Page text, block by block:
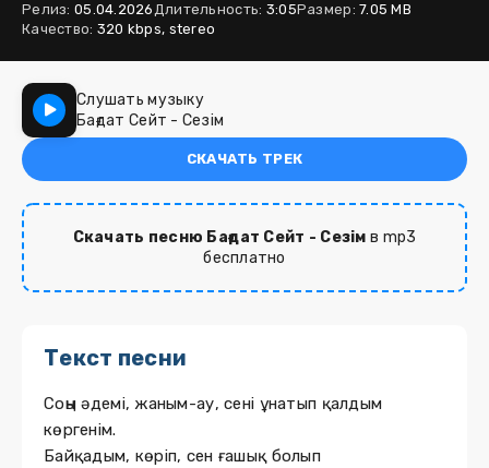
Релиз: 05.04.2026Длительность: 3:05Размер: 7.05 MB
Качество: 320 kbps, stereo
Слушать музыку
Бағдат Сейт - Сезім
СКАЧАТЬ ТРЕК
Скачать песню Бағдат Сейт - Сезім в mp3
бесплатно
Текст песни
Соңы әдемі, жаным-ау, сені ұнатып қалдым
көргенім.
Байқадым, көріп, сен ғашық болып